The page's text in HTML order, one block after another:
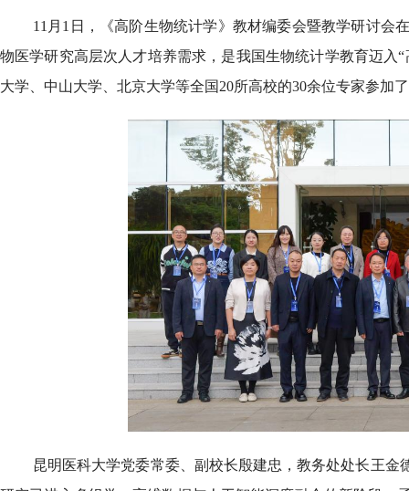
11月1日，《高阶生物统计学》教材编委会暨教学研讨会
物医学研究高层次人才培养需求，是我国生物统计学教育迈入
大学、中山大学、北京大学等全国20所高校的30余位专家参加
昆明医科大学党委常委、副校长殷建忠，教务处处长王